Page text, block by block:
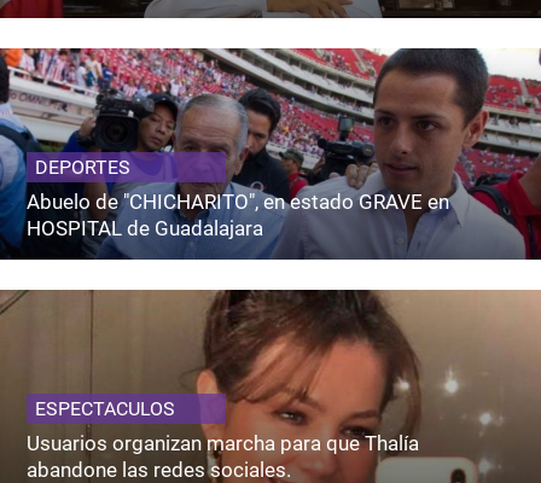
DEPORTES
Abuelo de "CHICHARITO", en estado GRAVE en
HOSPITAL de Guadalajara
ESPECTACULOS
Usuarios organizan marcha para que Thalía
abandone las redes sociales.